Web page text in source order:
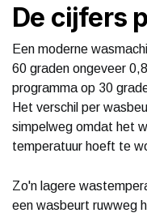
De cijfers
Een moderne
60 graden ongeveer
programma op 30
Het verschil per
simpelweg omdat het
temperatuur hoeft te
Zo'n lagere
een wasbeurt ruwweg